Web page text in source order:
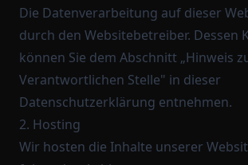
Die Datenverarbeitung auf dieser
durch den Websitebetreiber. Dessen
können Sie dem Abschnitt „Hinweis
Verantwortlichen Stelle" in dieser
Datenschutzerklärung entnehmen.
2. Hosting
Wir hosten die Inhalte unserer